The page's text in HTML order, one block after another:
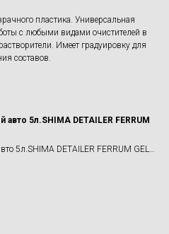
пластика. Универсальная
с любыми видами очистителей в
Имеет градуировку для
составов.
5л.SHIMA DETAILER FERRUM
5л.SHIMA DETAILER FERRUM GEL